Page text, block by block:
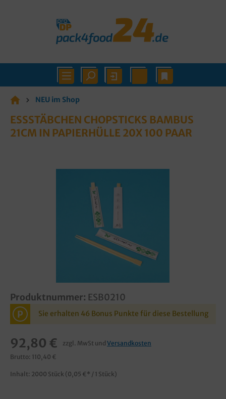
NEU im Shop
ESSSTÄBCHEN CHOPSTICKS BAMBUS
21CM IN PAPIERHÜLLE 20X 100 PAAR
Produktnummer: ESB0210
P Sie erhalten 46 Bonus Punkte für diese Bestellung
92,80 € zzgl. MwSt und Versandkosten
Brutto: 110,40 €
Inhalt: 2000 Stück (0,05 €* / 1 Stück)